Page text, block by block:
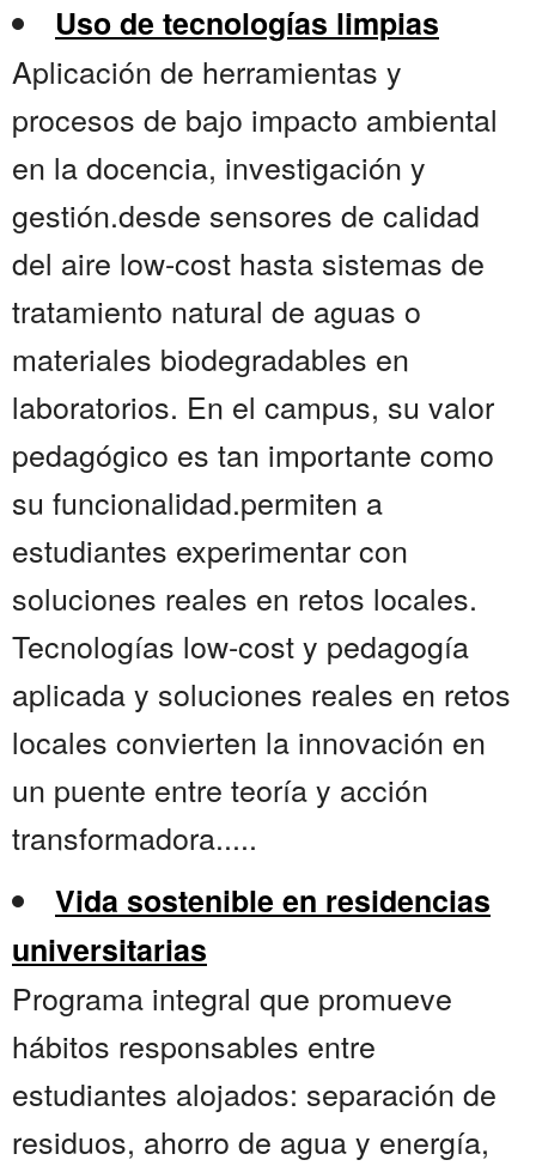
Uso de tecnologías limpias
Aplicación de herramientas y
procesos de bajo impacto ambiental
en la docencia, investigación y
gestión.desde sensores de calidad
del aire low-cost hasta sistemas de
tratamiento natural de aguas o
materiales biodegradables en
laboratorios. En el campus, su valor
pedagógico es tan importante como
su funcionalidad.permiten a
estudiantes experimentar con
soluciones reales en retos locales.
Tecnologías low-cost y pedagogía
aplicada y soluciones reales en retos
locales convierten la innovación en
un puente entre teoría y acción
transformadora.....
Vida sostenible en residencias
universitarias
Programa integral que promueve
hábitos responsables entre
estudiantes alojados: separación de
residuos, ahorro de agua y energía,